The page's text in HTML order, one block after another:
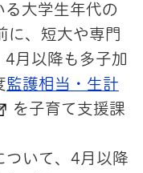
る大学生年代の
に、短大や専門
4月以降も多子加
監護相当・生計
を子育て支援課
いて、4月以降